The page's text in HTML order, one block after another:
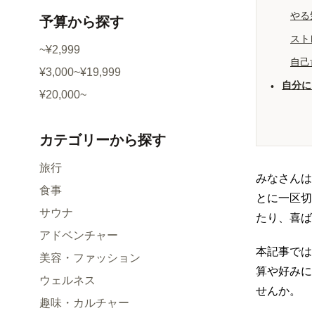
予算から探す
~¥2,999
¥3,000~¥19,999
¥20,000~
カテゴリーから探す
旅行
食事
サウナ
アドベンチャー
美容・ファッション
ウェルネス
趣味・カルチャー
やる
ス
自
• 自分
みなさん
とに一区
たり、喜
本記事で
算や好み
せんか。